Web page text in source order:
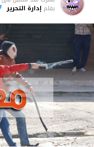
الأخبار
بقلم إدارة التحرير